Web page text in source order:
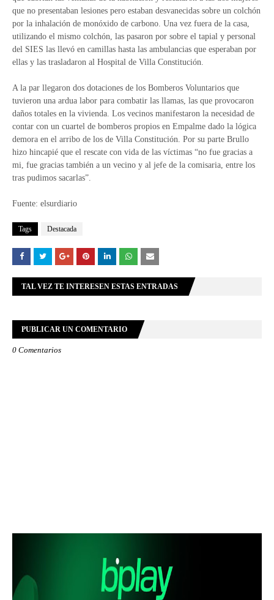
que no presentaban lesiones pero estaban desvanecidas sobre un colchón
por la inhalación de monóxido de carbono. Una vez fuera de la casa,
utilizando el mismo colchón, las pasaron por sobre el tapial y personal
del SIES las llevó en camillas hasta las ambulancias que esperaban por
ellas y las trasladaron al Hospital de Villa Constitución.
A la par llegaron dos dotaciones de los Bomberos Voluntarios que
tuvieron una ardua labor para combatir las llamas, las que provocaron
daños totales en la vivienda. Los vecinos manifestaron la necesidad de
contar con un cuartel de bomberos propios en Empalme dado la lógica
demora en el arribo de los de Villa Constitución. Por su parte Brullo
hizo hincapié que el rescate con vida de las víctimas “no fue gracias a
mi, fue gracias también a un vecino y al jefe de la comisaria, entre los
tras pudimos sacarlas”.
Fuente: elsurdiario
Tags Destacada
TAL VEZ TE INTERESEN ESTAS ENTRADAS
PUBLICAR UN COMENTARIO
0 Comentarios